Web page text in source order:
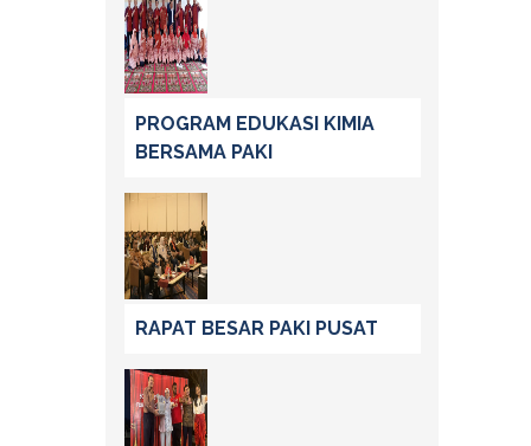
PROGRAM EDUKASI KIMIA
BERSAMA PAKI
RAPAT BESAR PAKI PUSAT